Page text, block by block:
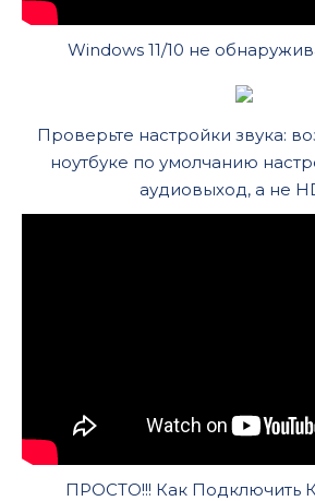
Windows 11/10 не
Проверьте настройки звука:
ноутбуке по умолчанию
аудиовыход, а не
ПРОСТО!!! Как Подключить